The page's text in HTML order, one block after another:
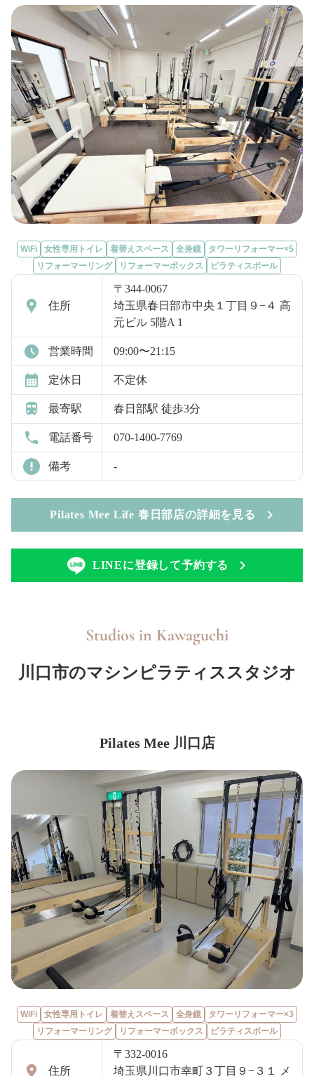
WiFi 女性専用トイレ 着替えスペース 全身鏡
タワーリフォーマー×5
リフォーマーリング
リフォーマーボックス ピラティスボール
住所
〒344-0067
埼玉県春日部市中央１丁目９−４ 高
元ビル 5階A 1
営業時間 09:00〜21:15
定休日 不定休
最寄駅 春日部駅 徒歩3分
電話番号 070-1400-7769
備考 -
Pilates Mee Life 春日部店の詳細を見る
LINEに登録して予約する
Studios in Kawaguchi
川口市のマシンピラティススタジオ
Pilates Mee 川口店
WiFi 女性専用トイレ 着替えスペース 全身鏡
タワーリフォーマー×3
リフォーマーリング
リフォーマーボックス ピラティスボール
住所
〒332-0016
埼玉県川口市幸町３丁目９−３１ メ